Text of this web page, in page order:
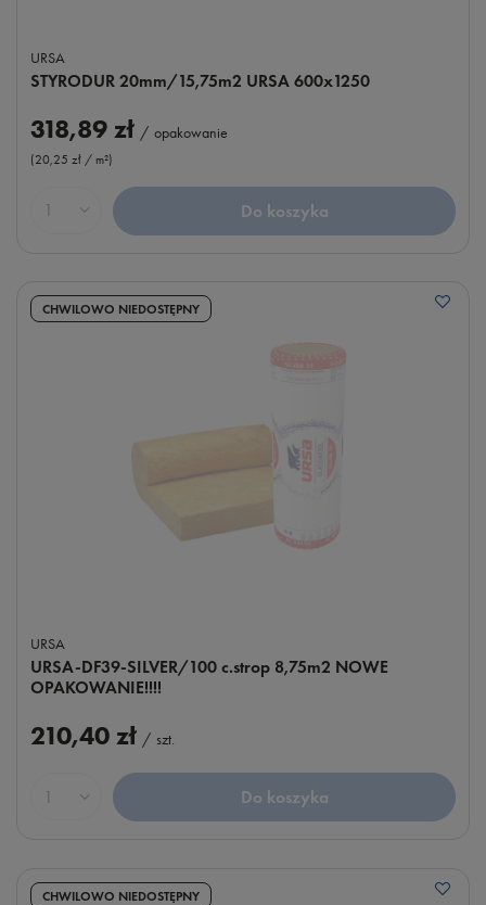
URSA
STYRODUR 20mm/15,75m2 URSA 600x1250
318,89 zł / opakowanie
(20,25 zł / m²)
Ilość produktów Do koszyka
CHWILOWO NIEDOSTĘPNY
URSA
URSA-DF39-SILVER/100 c.strop 8,75m2 NOWE
OPAKOWANIE!!!!
210,40 zł / szt.
Ilość produktów Do koszyka
CHWILOWO NIEDOSTĘPNY